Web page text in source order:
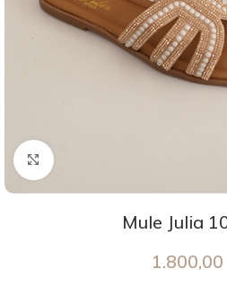
Agrandir
Mule Julia